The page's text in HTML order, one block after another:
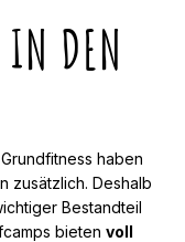
DEN
haben
zusätzlich. Deshalb
Bestandteil
bieten voll